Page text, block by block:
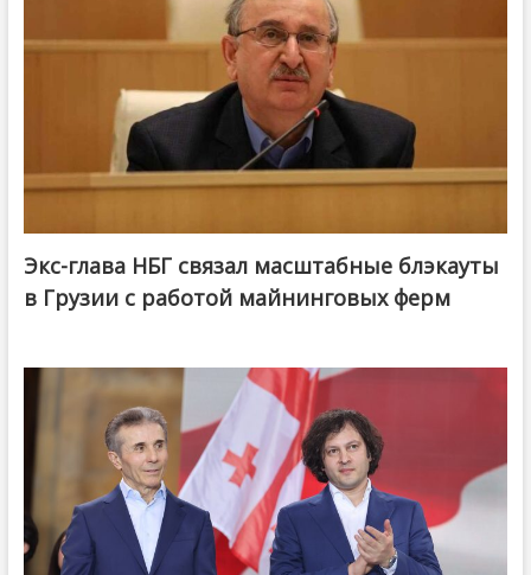
Экс-глава НБГ связал масштабные блэкауты
в Грузии с работой майнинговых ферм